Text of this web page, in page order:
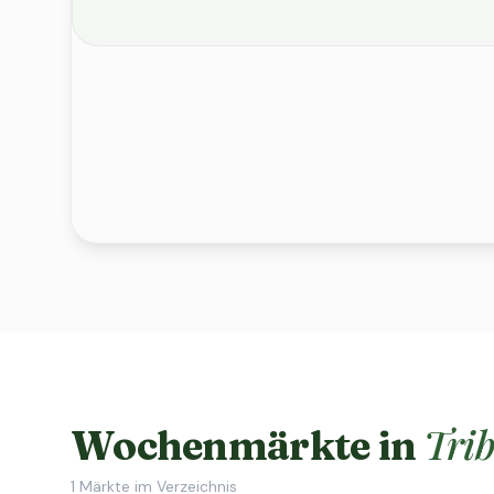
Wochenmärkte in
1 Märkte im Verzeichnis